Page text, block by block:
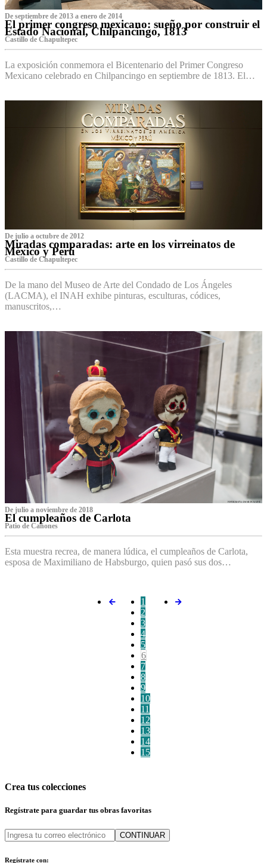
De septiembre de 2013 a enero de 2014
El primer congreso mexicano: sueño por construir el
Estado Nacional, Chilpancingo, 1813
Castillo de Chapultepec
La exposición conmemora el Bicentenario del Primer Congreso
Mexicano celebrado en Chilpancingo en septiembre de 1813. El…
De julio a octubre de 2012
Miradas comparadas: arte en los virreinatos de
México y Perú
Castillo de Chapultepec
De la mano del Museo de Arte del Condado de Los Ángeles
(LACMA), el INAH exhibe pinturas, esculturas, códices,
manuscritos,…
De julio a noviembre de 2018
El cumpleaños de Carlota
Patio de Cañones
Esta muestra recrea, de manera lúdica, el cumpleaños de Carlota,
esposa de Maximiliano de Habsburgo, quien pasó sus dos…
1
2
3
4
5
6
7
8
9
10
11
12
13
14
15
Crea tus colecciones
Regístrate para guardar tus obras favoritas
CONTINUAR
Regístrate con: